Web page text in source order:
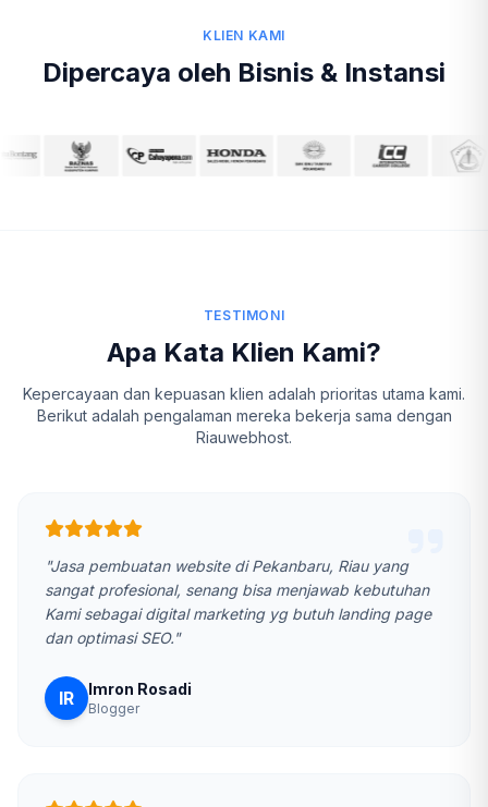
KLIEN KAMI
Dipercaya oleh Bisnis & Instansi
TESTIMONI
Apa Kata Klien Kami?
Kepercayaan dan kepuasan klien adalah prioritas utama kami.
Berikut adalah pengalaman mereka bekerja sama dengan
Riauwebhost.
"Jasa pembuatan website di Pekanbaru, Riau yang
sangat profesional, senang bisa menjawab kebutuhan
Kami sebagai digital marketing yg butuh landing page
dan optimasi SEO."
IR Imron Rosadi
Blogger